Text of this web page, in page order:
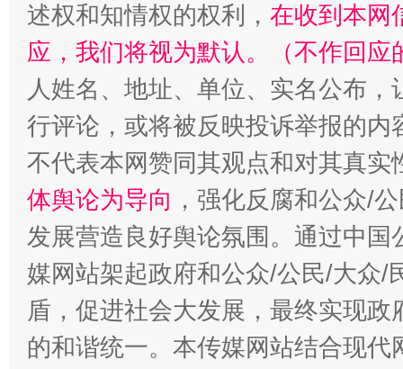
述权和知情权的权利， 在收到本网
应，我们将视为默认。（不作回应
人姓名、地址、单位、实名公布
行评论，或将被反映投诉举报的
不代表本网赞同其观点和对其真实
体舆论为导向 ，强化反腐和公众/
发展营造良好舆论氛围。通过中
媒网站架起政府和公众/公民/大众/
盾，促进社会大发展，最终实现
的和谐统一。本传媒网站结合现